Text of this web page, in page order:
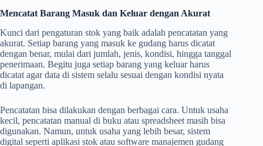
Mencatat Barang Masuk dan Keluar dengan Akurat
Kunci dari pengaturan stok yang baik adalah pencatatan yang
akurat. Setiap barang yang masuk ke gudang harus dicatat
dengan benar, mulai dari jumlah, jenis, kondisi, hingga tanggal
penerimaan. Begitu juga setiap barang yang keluar harus
dicatat agar data di sistem selalu sesuai dengan kondisi nyata
di lapangan.
Pencatatan bisa dilakukan dengan berbagai cara. Untuk usaha
kecil, pencatatan manual di buku atau spreadsheet masih bisa
digunakan. Namun, untuk usaha yang lebih besar, sistem
digital seperti aplikasi stok atau software manajemen gudang